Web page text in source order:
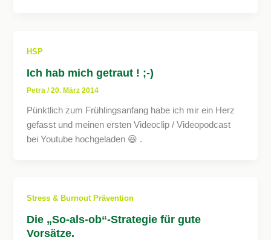
HSP
Ich hab mich getraut ! ;-)
Petra/20. März 2014
Pünktlich zum Frühlingsanfang habe ich mir ein Herz
gefasst und meinen ersten Videoclip / Videopodcast
bei Youtube hochgeladen 😆 .
Stress & Burnout Prävention
Die „So-als-ob“-Strategie für gute
Vorsätze.